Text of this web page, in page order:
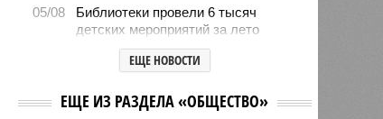
05/08
Библиотеки провели 6 тысяч
детских мероприятий за лето
Власти формируют стратегию
развития медицины до 2030 года
обсудил с главой Ртищевского
ЕЩЕ НОВОСТИ
ЕЩЕ ИЗ РАЗДЕЛА «ОБЩЕСТВО»